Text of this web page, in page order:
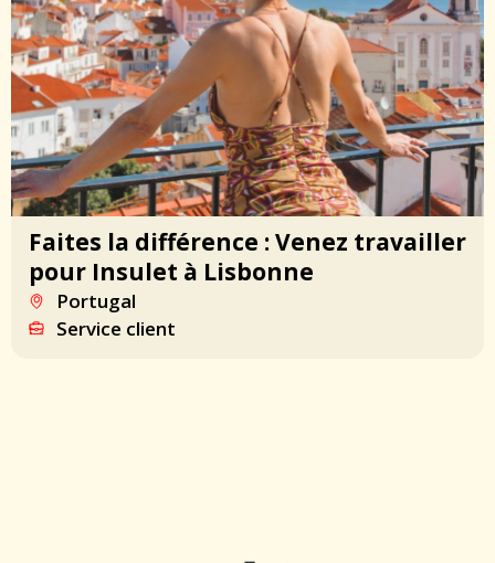
Faites la différence : Venez travailler
pour Insulet à Lisbonne
Portugal
Service client